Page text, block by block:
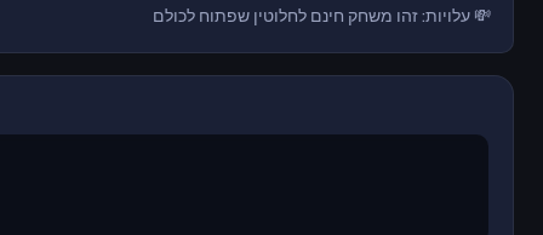
💸 עלויות: זהו משחק חינם לחלוטין שפתוח לכולם